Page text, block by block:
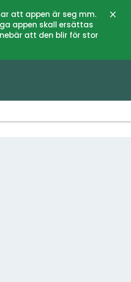
att appen är seg mm.
appen skall ersättas
att den blir för stor